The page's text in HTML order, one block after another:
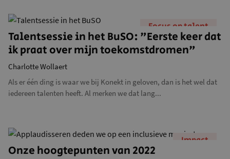
Focus op talent
Talentsessie in het BuSO: "Eerste keer dat
ik praat over mijn toekomstdromen"
Charlotte Wollaert
Als er één ding is waar we bij Konekt in geloven, dan is het wel dat
iedereen talenten heeft. Al merken we dat lang...
Impact
Onze hoogtepunten van 2022